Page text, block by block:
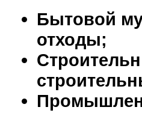
Бытовой
отходы;